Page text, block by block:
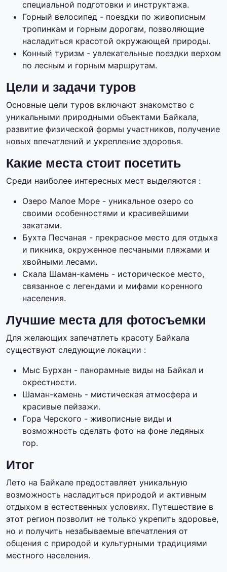
специальной подготовки и инструктажа.
Горный велосипед - поездки по живописным
тропинкам и горным дорогам, позволяющие
насладиться красотой окружающей природы.
Конный туризм - увлекательные поездки верхом
по лесным и горным маршрутам.
Цели и задачи туров
Основные цели туров включают знакомство с
уникальными природными объектами Байкала,
развитие физической формы участников, получение
новых впечатлений и укрепление здоровья.
Какие места стоит посетить
Среди наиболее интересных мест выделяются :
Озеро Малое Море - уникальное озеро со
своими особенностями и красивейшими
закатами.
Бухта Песчаная - прекрасное место для отдыха
и пикника, окруженное песчаными пляжами и
хвойными лесами.
Скала Шаман-камень - историческое место,
связанное с легендами и мифами коренного
населения.
Лучшие места для фотосъемки
Для желающих запечатлеть красоту Байкала
существуют следующие локации :
Мыс Бурхан - панорамные виды на Байкал и
окрестности.
Шаман-камень - мистическая атмосфера и
красивые пейзажи.
Гора Черского - живописные виды и
возможность сделать фото на фоне ледяных
гор.
Итог
Лето на Байкале предоставляет уникальную
возможность насладиться природой и активным
отдыхом в естественных условиях. Путешествие в
этот регион позволит не только укрепить здоровье,
но и получить незабываемые впечатления от
общения с природой и культурными традициями
местного населения.